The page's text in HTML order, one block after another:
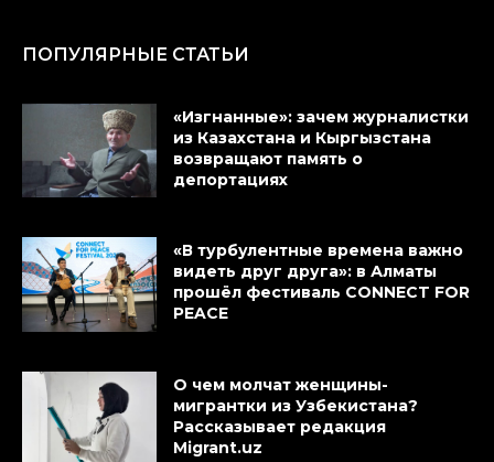
ПОПУЛЯРНЫЕ СТАТЬИ
«Изгнанные»: зачем журналистки
из Казахстана и Кыргызстана
возвращают память о
депортациях
«В турбулентные времена важно
видеть друг друга»: в Алматы
прошёл фестиваль CONNECT FOR
PEACE
О чем молчат женщины-
мигрантки из Узбекистана?
Рассказывает редакция
Migrant.uz